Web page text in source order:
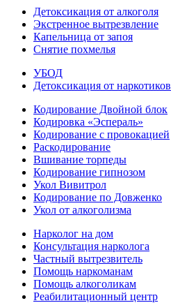
Детоксикация от алкоголя
Экстренное вытрезвление
Капельница от запоя
Снятие похмелья
УБОД
Детоксикация от наркотиков
Кодирование Двойной блок
Кодировка «Эспераль»
Кодирование с провокацией
Раскодирование
Вшивание торпеды
Кодирование гипнозом
Укол Вивитрол
Кодирование по Довженко
Укол от алкоголизма
Нарколог на дом
Консультация нарколога
Частный вытрезвитель
Помощь наркоманам
Помощь алкоголикам
Реабилитационный центр